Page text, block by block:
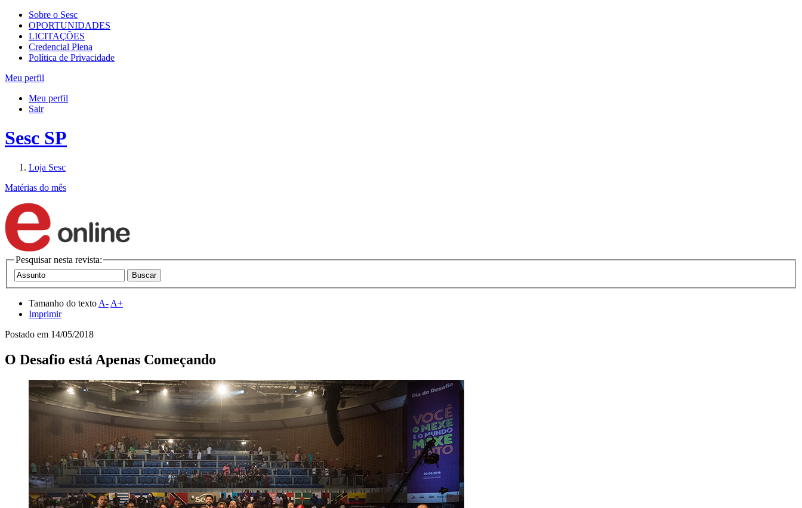
Sobre o Sesc
OPORTUNIDADES
LICITAÇÕES
Credencial Plena
Política de Privacidade
Meu perfil
Meu perfil
Sair
Sesc SP
Loja Sesc
Matérias do mês
Pesquisar nesta revista:
Tamanho do texto A- A+
Imprimir
Postado em 14/05/2018
O Desafio está Apenas Começando